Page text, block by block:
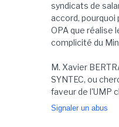
syndicats de
accord, pourquoi
OPA que réalise
complicité du
M. Xavier
SYNTEC, ou
faveur de l'UMP
Signaler un abus